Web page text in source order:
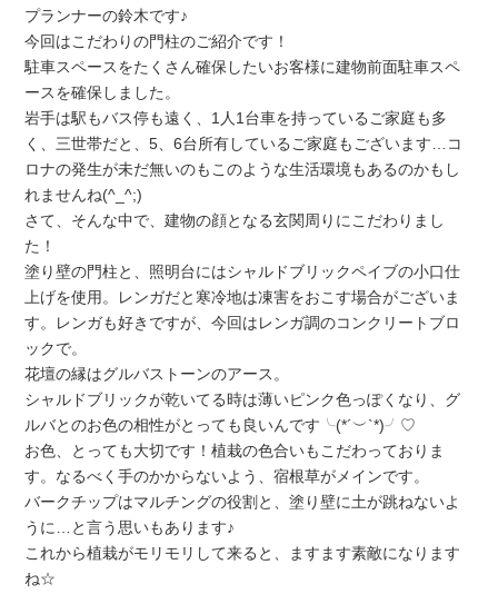
プランナーの鈴木です♪
今回はこだわりの門柱のご紹介です！
駐車スペースをたくさん確保したいお客様に建物前面駐車スペ
ースを確保しました。
岩手は駅もバス停も遠く、1人1台車を持っているご家庭も多
く、三世帯だと、5、6台所有しているご家庭もございます…コ
ロナの発生が未だ無いのもこのような生活環境もあるのかもし
れませんね(^_^;)
さて、そんな中で、建物の顔となる玄関周りにこだわりまし
た！
塗り壁の門柱と、照明台にはシャルドブリックペイブの小口仕
上げを使用。レンガだと寒冷地は凍害をおこす場合がございま
す。レンガも好きですが、今回はレンガ調のコンクリートブロ
ックで。
花壇の縁はグルバストーンのアース。
シャルドブリックが乾いてる時は薄いピンク色っぽくなり、グ
ルバとのお色の相性がとっても良いんです╰(*´︶`*)╯♡
お色、とっても大切です！植栽の色合いもこだわっておりま
す。なるべく手のかからないよう、宿根草がメインです。
バークチップはマルチングの役割と、塗り壁に土が跳ねないよ
うに…と言う思いもあります♪
これから植栽がモリモリして来ると、ますます素敵になります
ね☆